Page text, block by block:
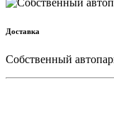
Доставка
Собственный